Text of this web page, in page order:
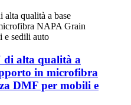
di alta qualità a
in microfibra
DMF per mobili e